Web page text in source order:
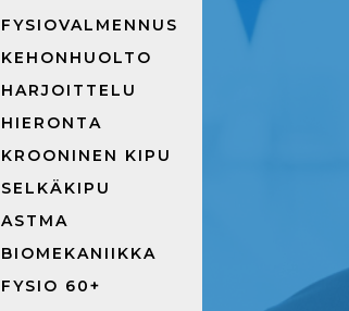
FYSIOVALMENNUS
KEHONHUOLTO
HARJOITTELU
HIERONTA
KROONINEN KIPU
SELKÄKIPU
ASTMA
BIOMEKANIIKKA
FYSIO 60+